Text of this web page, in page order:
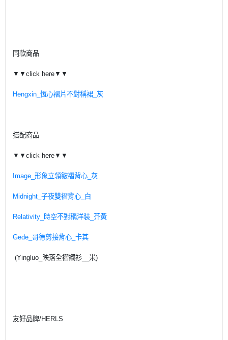
同款商品
▼▼click here▼▼
Hengxin_恆心褶片不對稱裙_灰
搭配商品
▼▼click here▼▼
Image_形象立領皺褶背心_灰
Midnight_子夜雙褶背心_白
Relativity_時空不對稱洋裝_芥黃
Gede_哥德剪接背心_卡其
(Yingluo_映落全褶襯衫__米)
友好品牌/HERLS